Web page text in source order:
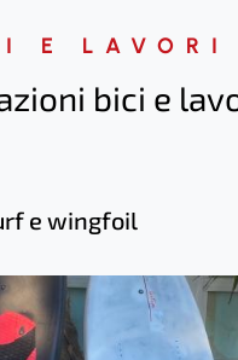
E LAVORI
bici e
e wingfoil